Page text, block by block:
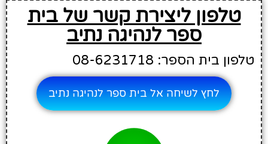
טלפון ליצירת קשר של בית
ספר לנהיגה נתיב
טלפון בית הספר: 08-6231718
לחץ לשיחה אל בית ספר לנהיגה נתיב